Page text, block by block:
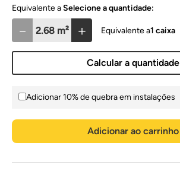
＋
－
Selecione a quantidade:
1 caixa
Calcular a quantidade
Adicionar 10% de quebra em instalações
Adicionar ao carrinho